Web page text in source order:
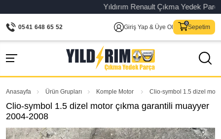
Yıldırım Renault Çıkma Yedek
0541 648 65 52 Giriş Yap & Üye Ol Sepetim
Anasayfa Ürün Grupları Komple Motor Clio-symbol 1.5 dizel
Clio-symbol 1.5 dizel motor çıkma garantili muayyer
2004-2008